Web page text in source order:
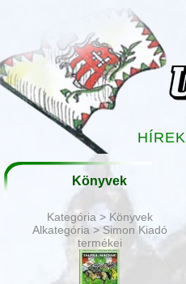
HÍREK
Könyvek
Kategória > Könyvek
Alkategória > Simon Kiadó
termékei